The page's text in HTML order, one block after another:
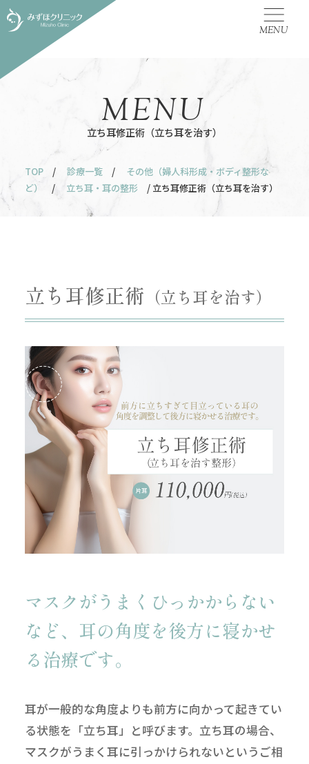
MENU
立ち耳修正術（立ち耳を治す）
MENU
TOP / 診療一覧 /
その他（婦人科形成・ボディ整形な
ど）
/ 立ち耳・耳の整形 / 立ち耳修正術（立ち耳を治す）
立ち耳修正術 （立ち耳を治す）
マスクがうまくひっかからない
など、 耳の角度を後方に寝かせ
る治療です。
耳が一般的な角度よりも前方に向かって起きてい
る状態を「立ち耳」と呼びます。立ち耳の場合、
マスクがうまく耳に引っかけられないというご相